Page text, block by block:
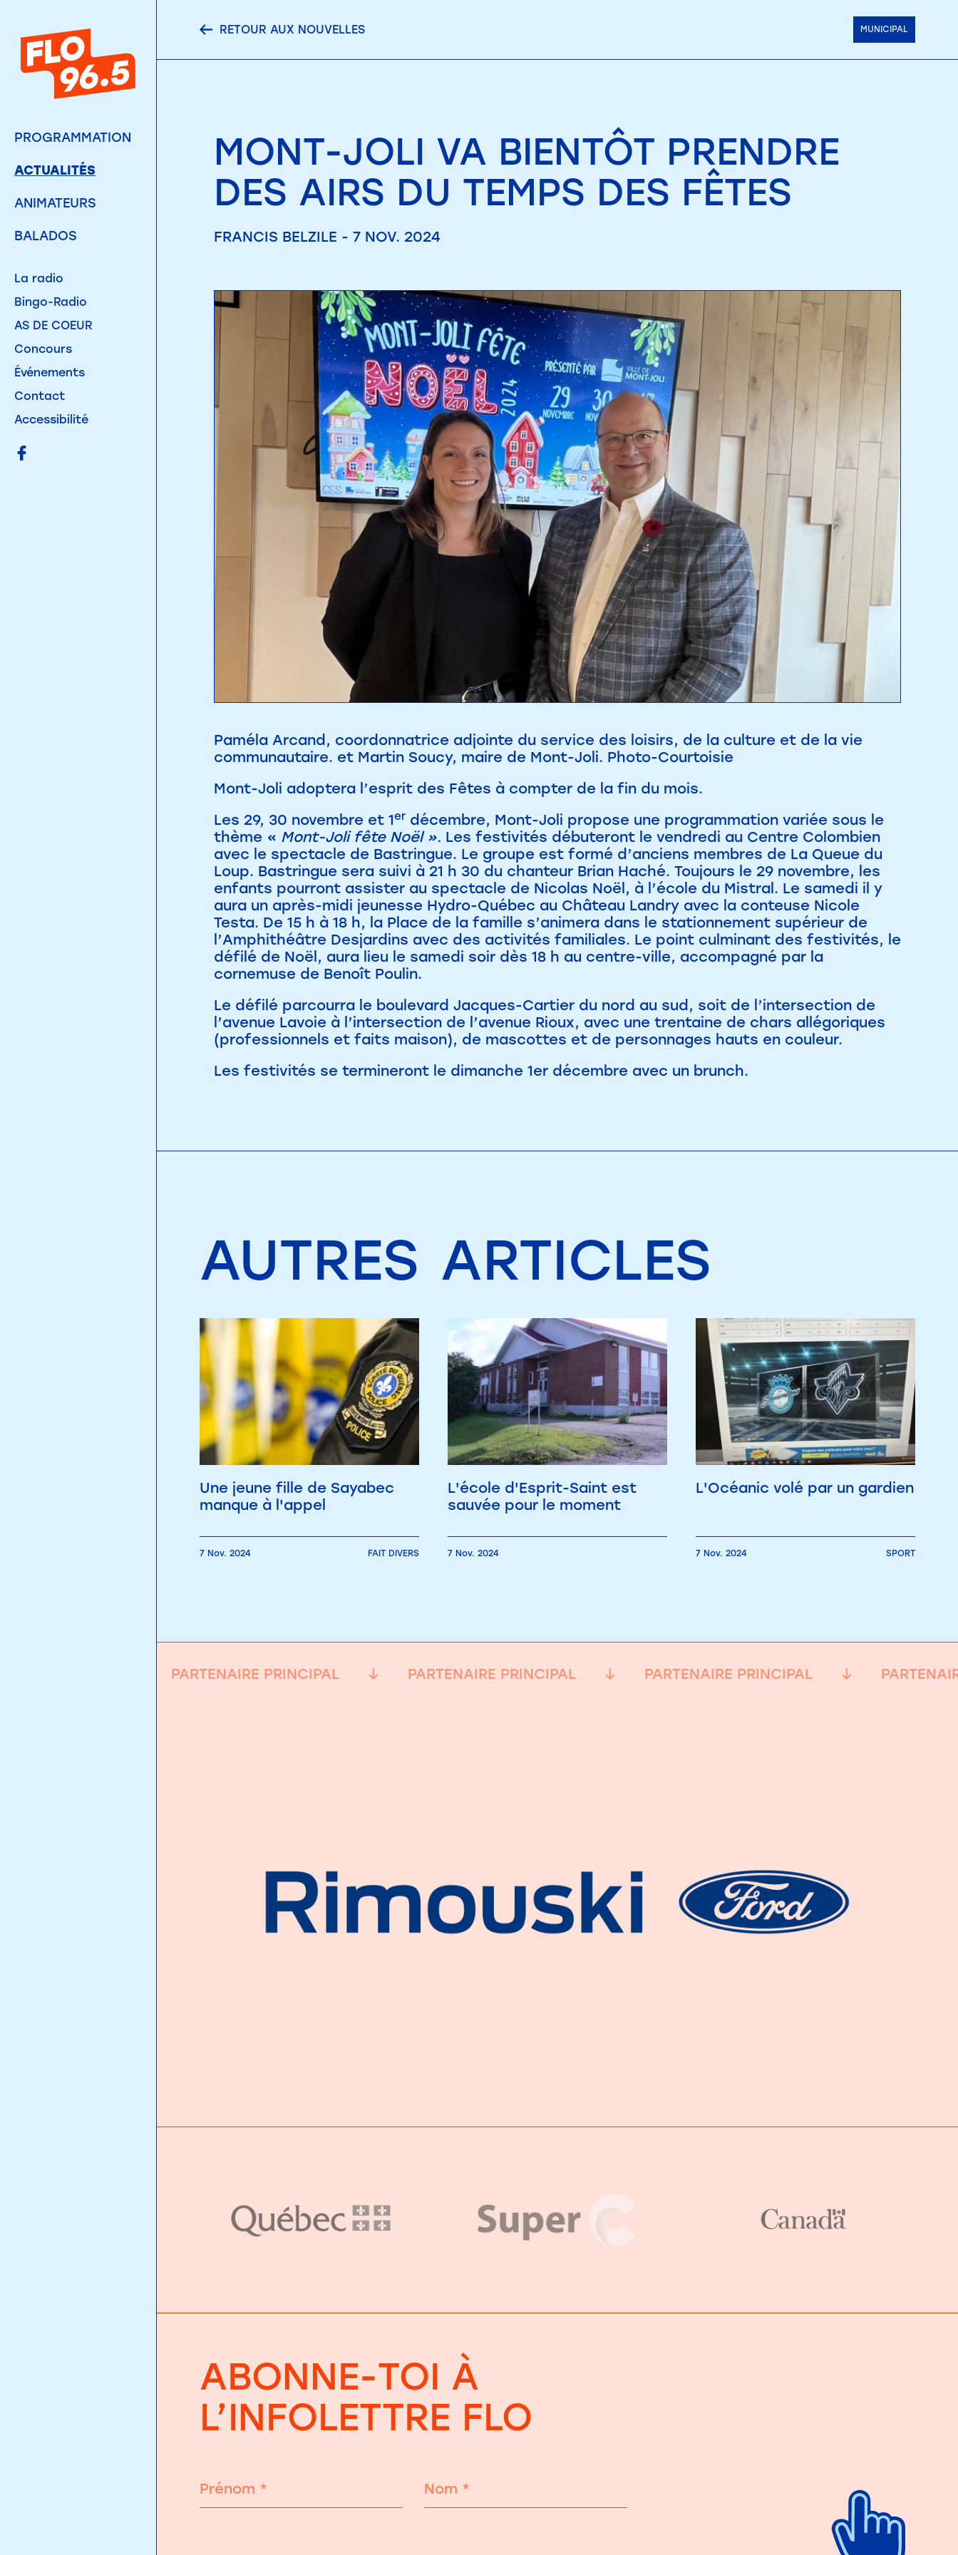
PROGRAMMATION
ACTUALITÉS
ANIMATEURS
BALADOS
La radio
Bingo-Radio
AS DE COEUR
Concours
Événements
Contact
Accessibilité
RETOUR AUX NOUVELLES MUNICIPAL
MONT-JOLI VA BIENTÔT PRENDRE
DES AIRS DU TEMPS DES FÊTES
FRANCIS BELZILE - 7 NOV. 2024
Paméla Arcand, coordonnatrice adjointe du service des loisirs, de la culture et de la vie
communautaire. et Martin Soucy, maire de Mont-Joli. Photo-Courtoisie
Mont-Joli adoptera l’esprit des Fêtes à compter de la fin du mois.
Les 29, 30 novembre et 1er décembre, Mont-Joli propose une programmation variée sous le
thème « Mont-Joli fête Noël ». Les festivités débuteront le vendredi au Centre Colombien
avec le spectacle de Bastringue. Le groupe est formé d’anciens membres de La Queue du
Loup. Bastringue sera suivi à 21 h 30 du chanteur Brian Haché. Toujours le 29 novembre, les
enfants pourront assister au spectacle de Nicolas Noël, à l’école du Mistral. Le samedi il y
aura un après-midi jeunesse Hydro-Québec au Château Landry avec la conteuse Nicole
Testa. De 15 h à 18 h, la Place de la famille s’animera dans le stationnement supérieur de
l’Amphithéâtre Desjardins avec des activités familiales. Le point culminant des festivités, le
défilé de Noël, aura lieu le samedi soir dès 18 h au centre-ville, accompagné par la
cornemuse de Benoît Poulin.
Le défilé parcourra le boulevard Jacques-Cartier du nord au sud, soit de l’intersection de
l’avenue Lavoie à l’intersection de l’avenue Rioux, avec une trentaine de chars allégoriques
(professionnels et faits maison), de mascottes et de personnages hauts en couleur.
Les festivités se termineront le dimanche 1er décembre avec un brunch.
AUTRES ARTICLES
Une jeune fille de Sayabec
manque à l'appel
7 Nov. 2024 FAIT DIVERS
L'école d'Esprit-Saint est
sauvée pour le moment
7 Nov. 2024
L'Océanic volé par un gardien
7 Nov. 2024 SPORT
PARTENAIRE PRINCIPAL PARTENAIRE PRINCIPAL PARTENAIRE PRINCIPAL
ABONNE-TOI À
L’INFOLETTRE FLO
Prénom * Nom *